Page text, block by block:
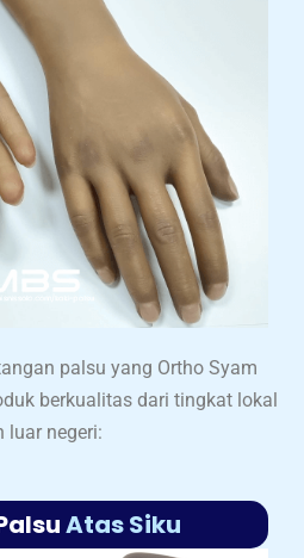
palsu yang Ortho Syam
berkualitas dari tingkat lokal
luar negeri:
Atas Siku